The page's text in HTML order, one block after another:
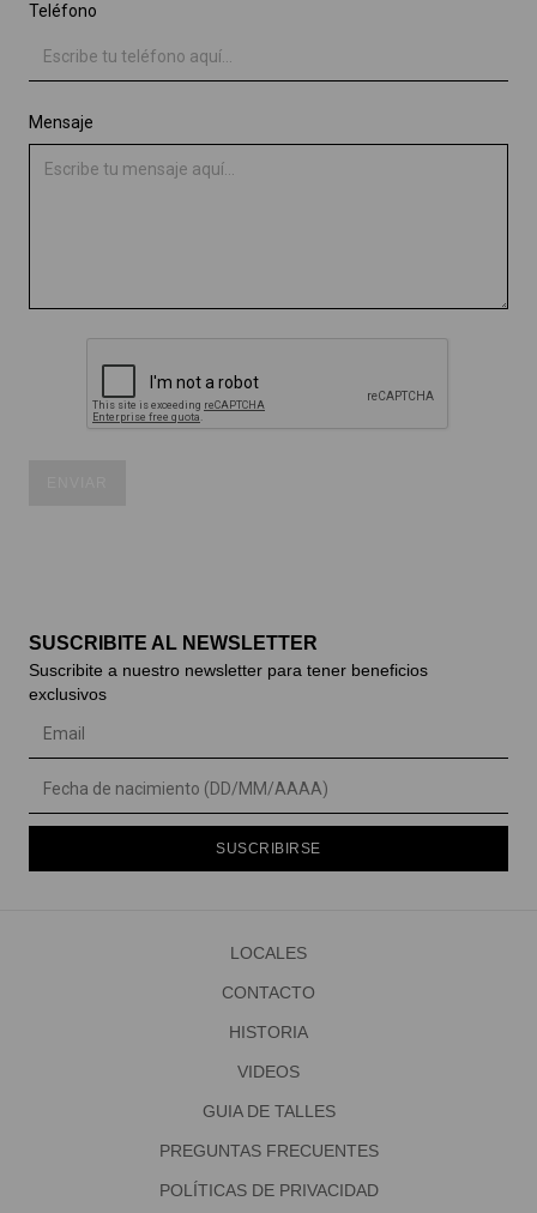
Teléfono
Mensaje
SUSCRIBITE AL NEWSLETTER
Suscribite a nuestro newsletter para tener beneficios
exclusivos
SUSCRIBIRSE
LOCALES
CONTACTO
HISTORIA
VIDEOS
GUIA DE TALLES
PREGUNTAS FRECUENTES
POLÍTICAS DE PRIVACIDAD